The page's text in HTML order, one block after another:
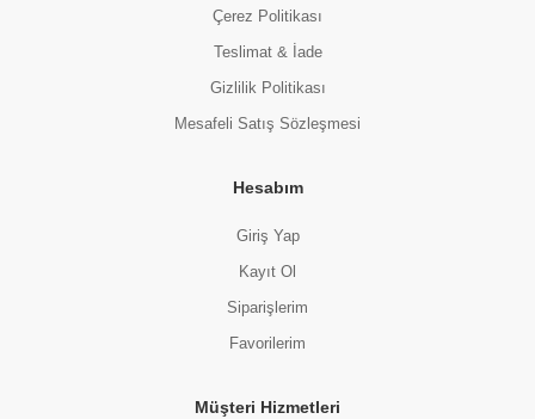
Çerez Politikası
Teslimat & İade
Gizlilik Politikası
Mesafeli Satış Sözleşmesi
Hesabım
Giriş Yap
Kayıt Ol
Siparişlerim
Favorilerim
Müşteri Hizmetleri